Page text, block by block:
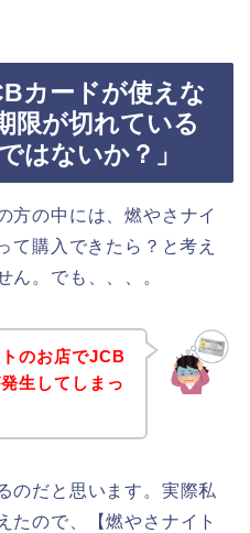
カードが使えな
限が切れている
はないか？」
方の中には、燃やさナイ
て購入できたら？と考え
ん。でも、、、。
のお店でJCB
生してしまっ
のだと思います。実際私
たので、【燃やさナイト